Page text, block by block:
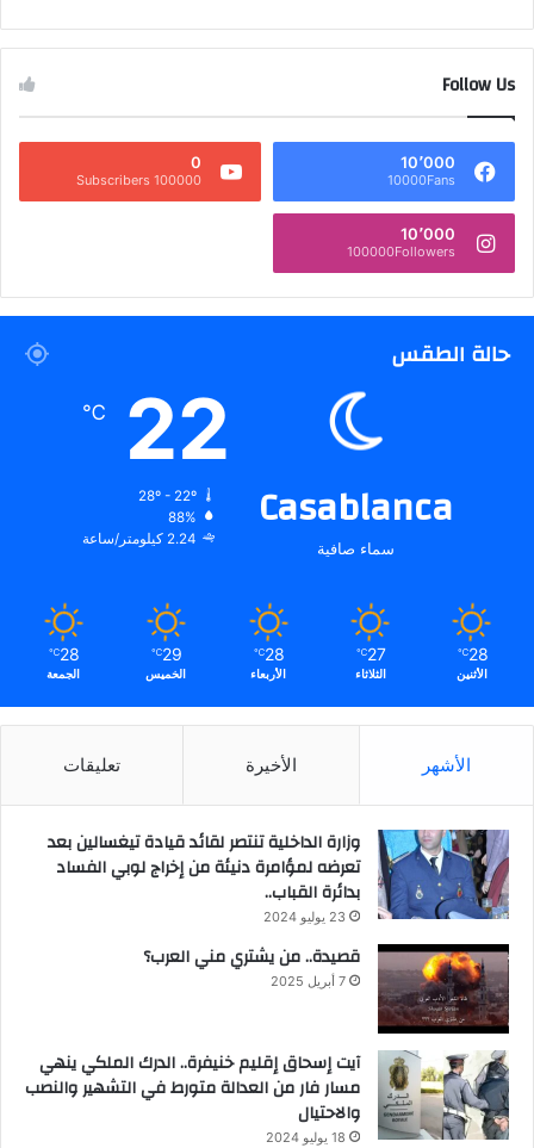
Follow Us
10٬000
10000Fans
0
100000 Subscribers
10٬000
100000Followers
حالة الطقس
Casablanca
سماء صافية
22
℃
28º - 22º
88%
2.24 كيلومتر/ساعة
28
℃
الأثنين
27
℃
الثلاثاء
28
℃
الأربعاء
29
℃
الخميس
28
℃
الجمعة
الأشهر الأخيرة تعليقات
وزارة الداخلية تنتصر لقائد قيادة تيغسالين بعد
تعرضه لمؤامرة دنيئة من إخراج لوبي الفساد
بدائرة القباب..
23 يوليو 2024
قصيدة.. من يشتري مني العرب؟
7 أبريل 2025
آيت إسحاق إقليم خنيفرة.. الدرك الملكي ينهي
مسار فار من العدالة متورط في التشهير والنصب
والاحتيال
18 يوليو 2024